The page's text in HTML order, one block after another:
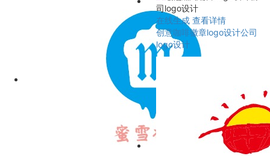
在线生成 查看详情
创意咖啡徽章logo设计公司
logo设计